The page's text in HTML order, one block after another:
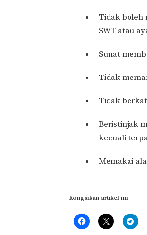
Tidak boleh
SWT atau
Sunat
Tidak
Tidak
Beristinjak
kecuali
Memakai
Kongsikan artikel ini: